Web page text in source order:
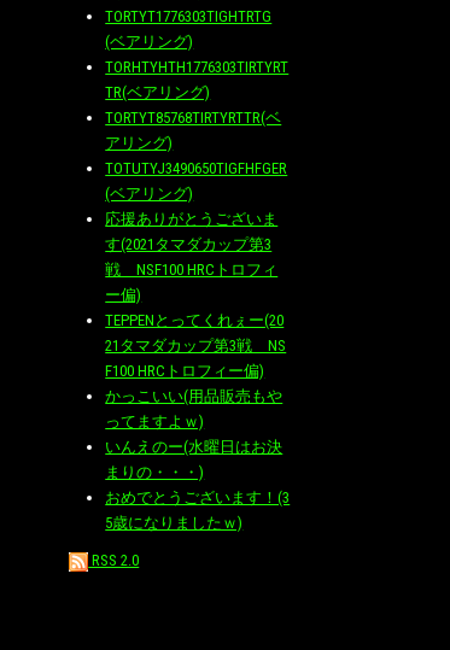
TORTYT1776303TIGHTRTG
(ベアリング)
TORHTYHTH1776303TIRTYRT
TR(ベアリング)
TORTYT85768TIRTYRTTR(ベ
アリング)
TOTUTYJ3490650TIGFHFGER
(ベアリング)
応援ありがとうございま
す(2021タマダカップ第3
戦 NSF100 HRCトロフィ
ー偏)
TEPPENとってくれぇー(20
21タマダカップ第3戦 NS
F100 HRCトロフィー偏)
かっこいい(用品販売もや
ってますよｗ)
いんえのー(水曜日はお決
まりの・・・)
おめでとうございます！(3
5歳になりましたｗ)
RSS 2.0